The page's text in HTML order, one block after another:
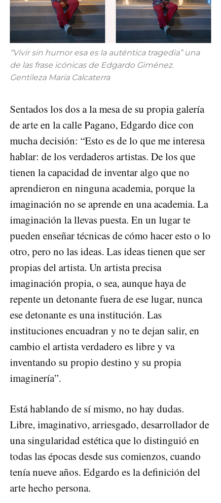
“Vivir sin humor esa es la auténtica tragedia” una
de las frase icónicas de Edgardo Giménez.
Gentileza María Calcaterra
Sentados los dos a la mesa de su propia galería
de arte en la calle Pagano, Edgardo dice con
mucha decisión: “Esto es de lo que me interesa
hablar: de los verdaderos artistas. De los que
tienen la capacidad de inventar algo que no
aprendieron en ninguna academia, porque la
imaginación no se aprende en una academia. La
imaginación la llevas puesta. En un lugar te
pueden enseñar técnicas de cómo hacer esto o lo
otro, pero no las ideas. Las ideas tienen que ser
propias del artista. Un artista precisa
imaginación propia, o sea, aunque haya de
repente un detonante fuera de ese lugar, nunca
ese detonante es una institución. Las
instituciones encuadran y no te dejan salir, en
cambio el artista verdadero es libre y va
inventando su propio destino y su propia
imaginería”.
Está hablando de sí mismo, no hay dudas.
Libre, imaginativo, arriesgado, desarrollador de
una singularidad estética que lo distinguió en
todas las épocas desde sus comienzos, cuando
tenía nueve años. Edgardo es la definición del
arte hecho persona.